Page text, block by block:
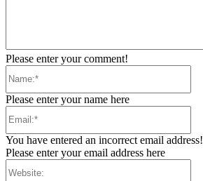
Please enter your comment!
Please enter your name here
You have entered an incorrect email address!
Please enter your email address here